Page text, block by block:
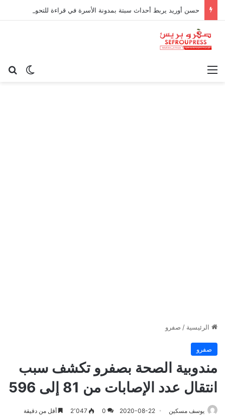
الوضع القائمة
الرئيسية / صفرو
صفرو
مندوبية الصحة بصفرو تكشف سبب
انتقال عدد الإصابات من 81 إلى 596
يوسف مسكين 2020-08-22
0 2٬047 أقل من دقيقة